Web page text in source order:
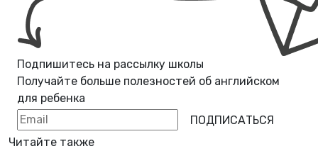
Подпишитесь на рассылку школы
Получайте больше полезностей об английском
для ребенка
ПОДПИСАТЬСЯ
Читайте также